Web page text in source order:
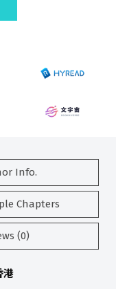
Info.
Chapters
(0)
港